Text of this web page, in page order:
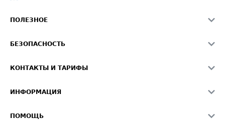
ПОЛЕЗНОЕ
Звезды ATI.SU на вашем сайте
Средние ставки
БЕЗОПАСНОСТЬ
Светофор+
О формировании Паспорта
КОНТАКТЫ И ТАРИФЫ
Реклама на сайте
ИНФОРМАЦИЯ
ПОМОЩЬ